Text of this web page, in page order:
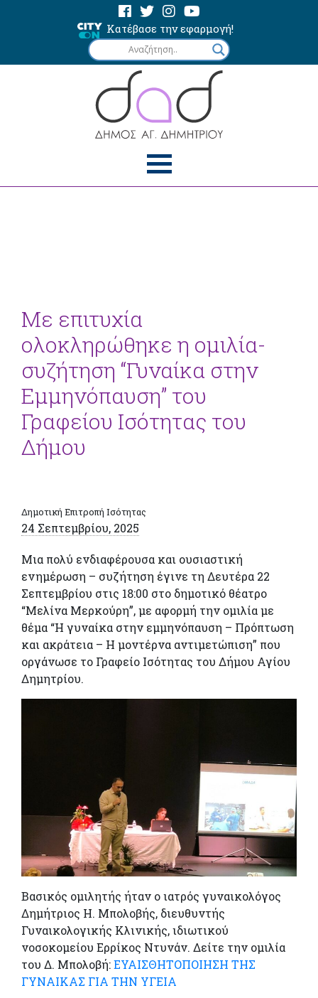
Κατέβασε την εφαρμογή!
Με επιτυχία
ολοκληρώθηκε η ομιλία-
συζήτηση “Γυναίκα στην
Εμμηνόπαυση” του
Γραφείου Ισότητας του
Δήμου
Δημοτική Επιτροπή Ισότητας
24 Σεπτεμβρίου, 2025
Μια πολύ ενδιαφέρουσα και ουσιαστική
ενημέρωση – συζήτηση έγινε τη Δευτέρα 22
Σεπτεμβρίου στις 18:00 στο δημοτικό θέατρο
“Μελίνα Μερκούρη”, με αφορμή την ομιλία με
θέμα “Η γυναίκα στην εμμηνόπαυση – Πρόπτωση
και ακράτεια – Η μοντέρνα αντιμετώπιση” που
οργάνωσε το Γραφείο Ισότητας του Δήμου Αγίου
Δημητρίου.
Βασικός ομιλητής ήταν ο ιατρός γυναικολόγος
Δημήτριος Η. Μπολοβής, διευθυντής
Γυναικολογικής Κλινικής, ιδιωτικού
νοσοκομείου Ερρίκος Ντυνάν. Δείτε την ομιλία
του Δ. Μπολοβή:ΕΥΑΙΣΘΗΤΟΠΟΙΗΣΗ ΤΗΣ
ΓΥΝΑΙΚΑΣ ΓΙΑ ΤΗΝ ΥΓΕΙΑ